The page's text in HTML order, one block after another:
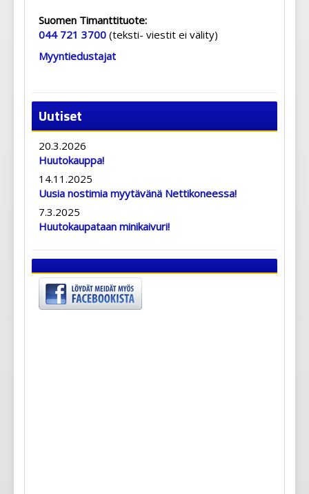
Suomen Timanttituote:
044 721 3700 (teksti- viestit ei välity)
Myyntiedustajat
Uutiset
20.3.2026
Huutokauppa!
14.11.2025
Uusia nostimia myytävänä Nettikoneessa!
7.3.2025
Huutokaupataan minikaivuri!